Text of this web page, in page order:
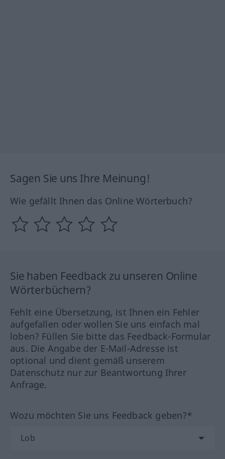
Sagen Sie uns Ihre Meinung!
Wie gefällt Ihnen das Online Wörterbuch?
Sie haben Feedback zu unseren Online
Wörterbüchern?
Fehlt eine Übersetzung, ist Ihnen ein Fehler
aufgefallen oder wollen Sie uns einfach mal
loben? Füllen Sie bitte das Feedback-Formular
aus. Die Angabe der E-Mail-Adresse ist
optional und dient gemäß unserem
Datenschutz nur zur Beantwortung Ihrer
Anfrage.
Wozu möchten Sie uns Feedback geben?*